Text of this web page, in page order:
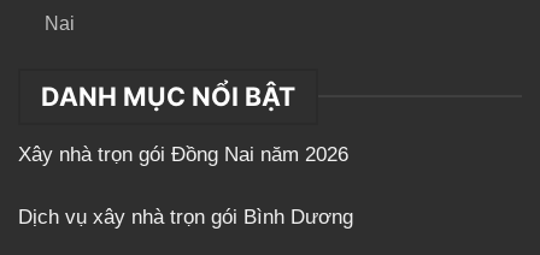
Nai
DANH MỤC NỔI BẬT
Xây nhà trọn gói Đồng Nai năm 2026
Dịch vụ xây nhà trọn gói Bình Dương